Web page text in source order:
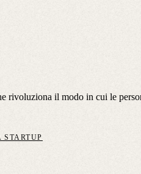
rivoluziona il modo in cui le
STARTUP